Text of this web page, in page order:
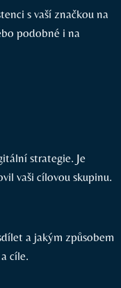
s vaší značkou na
podobné i na
strategie. Je
vaši cílovou skupinu.
a jakým způsobem
cíle.